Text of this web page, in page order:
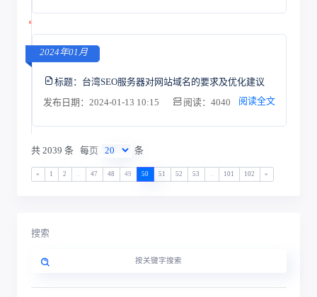
2024年01月
标题： 台湾SEO服务器对网站域名的要求及优化建议
发布日期：2024-01-13 10:15
阅读：4040 阅读全文
共 2039 条 每页 条
« 1 2 47 48 49 50 51 52 53 101 102 »
搜索